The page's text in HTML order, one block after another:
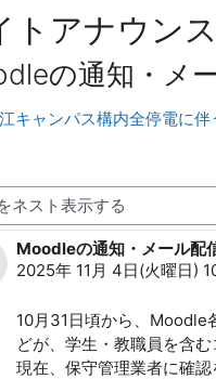
トアナウン
の通知・メ
キャンパス構内全停電に伴
ド
Moodleの通知・メール配
2025年 11月 4日(火曜日)
返信数: 0
10月31日頃から、Moodle
どが、学生・教職員を含
現在、保守管理業者に確